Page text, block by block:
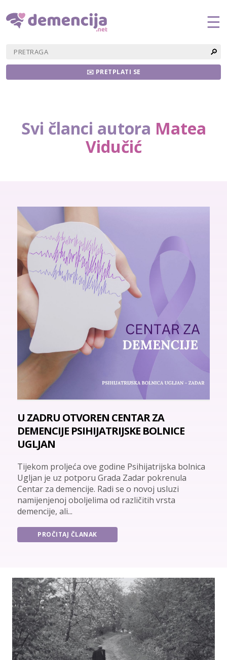
🔎
✉️ PRETPLATI SE
☰
Svi članci autora Matea
Vidučić
U ZADRU OTVOREN CENTAR ZA
DEMENCIJE PSIHIJATRIJSKE BOLNICE
UGLJAN
Tijekom proljeća ove godine Psihijatrijska bolnica
Ugljan je uz potporu Grada Zadar pokrenula
Centar za demencije. Radi se o novoj usluzi
namijenjenoj oboljelima od različitih vrsta
demencije, ali...
PROČITAJ ČLANAK